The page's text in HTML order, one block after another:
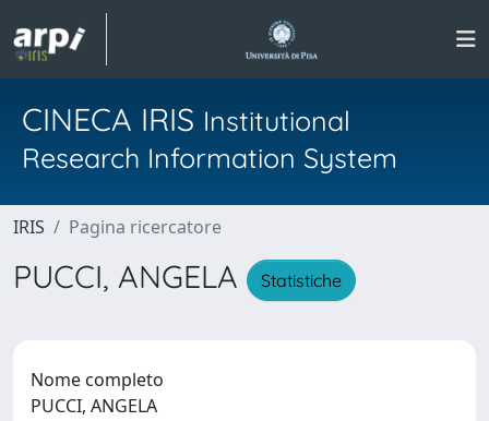
CINECA IRIS Institutional
Research Information System
IRIS Pagina ricercatore
PUCCI, ANGELA Statistiche
Nome completo
PUCCI, ANGELA